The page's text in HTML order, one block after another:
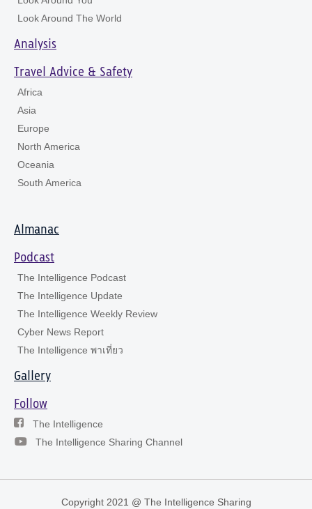
Look Around The World
Analysis
Travel Advice & Safety
Africa
Asia
Europe
North America
Oceania
South America
Almanac
Podcast
The Intelligence Podcast
The Intelligence Update
The Intelligence Weekly Review
Cyber News Report
The Intelligence พาเที่ยว
Gallery
Follow
The Intelligence
The Intelligence Sharing Channel
Copyright 2021 @ The Intelligence Sharing